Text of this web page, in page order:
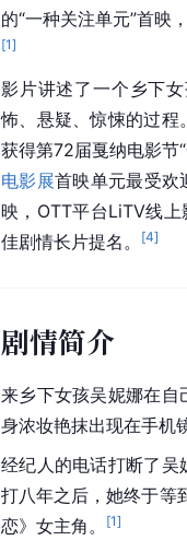
的“一种关注单元”首映
[1]
影片讲述了一个乡下
怖、悬疑、惊悚的过程
获得第72届戛纳电影节
电影展首映单元最受欢
映，OTT平台LiTV线
佳剧情长片提名。
[4]
剧情简介
来乡下女孩吴妮娜在自
身浓妆艳抹出现在手机
经纪人的电话打断了吴
打八年之后，她终于等
恋》女主角。
[1]